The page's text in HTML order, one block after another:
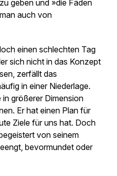
geben und »die Fäden
auch von
einen schlechten Tag
sich nicht in das Konzept
zerfällt das
in einer Niederlage.
größerer Dimension
Er hat einen Plan für
Ziele für uns hat. Doch
von seinem
bevormundet oder